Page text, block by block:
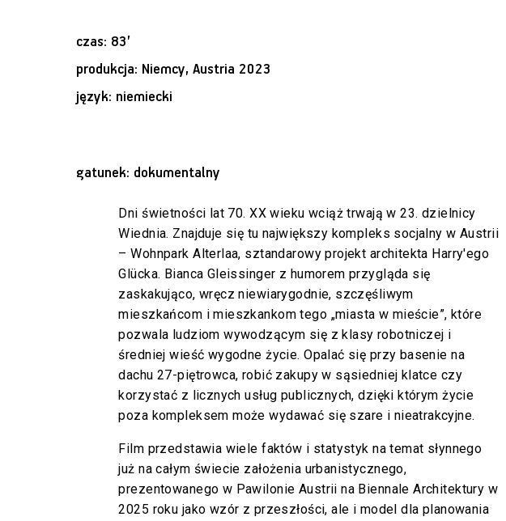
czas: 83’
produkcja: Niemcy, Austria 2023
język: niemiecki
gatunek: dokumentalny
Dni świetności lat 70. XX wieku wciąż trwają w 23. dzielnicy
Wiednia. Znajduje się tu największy kompleks socjalny w Austrii
– Wohnpark Alterlaa, sztandarowy projekt architekta Harry'ego
Glücka. Bianca Gleissinger z humorem przygląda się
zaskakująco, wręcz niewiarygodnie, szczęśliwym
mieszkańcom i mieszkankom tego „miasta w mieście”, które
pozwala ludziom wywodzącym się z klasy robotniczej i
średniej wieść wygodne życie. Opalać się przy basenie na
dachu 27-piętrowca, robić zakupy w sąsiedniej klatce czy
korzystać z licznych usług publicznych, dzięki którym życie
poza kompleksem może wydawać się szare i nieatrakcyjne.
Film przedstawia wiele faktów i statystyk na temat słynnego
już na całym świecie założenia urbanistycznego,
prezentowanego w Pawilonie Austrii na Biennale Architektury w
2025 roku jako wzór z przeszłości, ale i model dla planowania